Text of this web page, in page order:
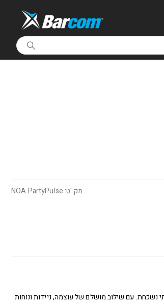
מק"ט: NOA PartyPulse
נשכחת. עם שילוב מושלם של עוצמה, ניידות ונוחות